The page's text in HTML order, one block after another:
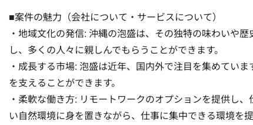
■案件の魅力（会社について・サービスについて）
・地域文化の発信: 沖縄の泡盛は、その独特の味わいや
し、多くの人々に親しんでもらうことができます。
・成長する市場: 泡盛は近年、国内外で注目を集めてい
を支えることができます。
・柔軟な働き方: リモートワークのオプションを提供し
い自然環境に身を置きながら、仕事に集中できる環境を提